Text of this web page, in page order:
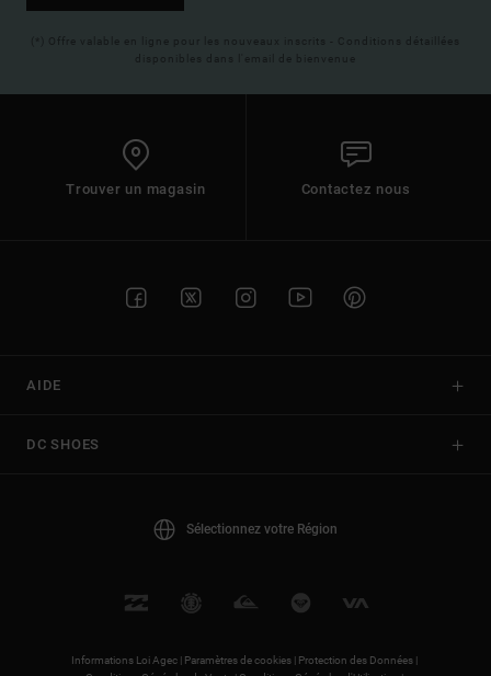
(*) Offre valable en ligne pour les nouveaux inscrits - Conditions détaillées
disponibles dans l'email de bienvenue
Trouver un magasin Contactez nous
AIDE
DC SHOES
Sélectionnez votre Région
Informations Loi Agec | Paramètres de cookies | Protection des Données |